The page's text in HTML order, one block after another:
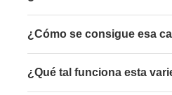
¿Cómo se consigue esa
¿Qué tal funciona esta